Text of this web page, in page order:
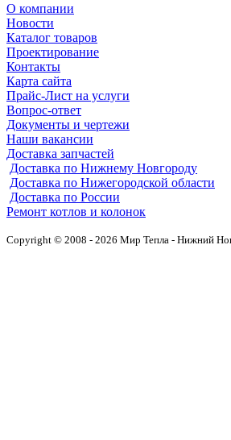
О компании
Новости
Каталог товаров
Проектирование
Контакты
Карта сайта
Прайс-Лист на услуги
Вопрос-ответ
Документы и чертежи
Наши вакансии
Доставка запчастей
Доставка по Нижнему Новгороду
Доставка по Нижегородской области
Доставка по России
Ремонт котлов и колонок
Copyright © 2008 - 2026 Мир Тепла - Нижний